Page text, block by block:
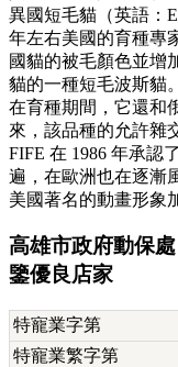
異國短毛貓（英語：
年左右美國的育種專
國貓的被毛顏色並增
貓的一種短毛波斯貓
在育種期間，它還和
來，該品種的允許雜
FIFE 在 1986 年承認
遍，在歐洲也在逐漸
美國著名的動畫形象
高雄市政府動保
鑒優良店家
特寵業字第
特寵業繁字第